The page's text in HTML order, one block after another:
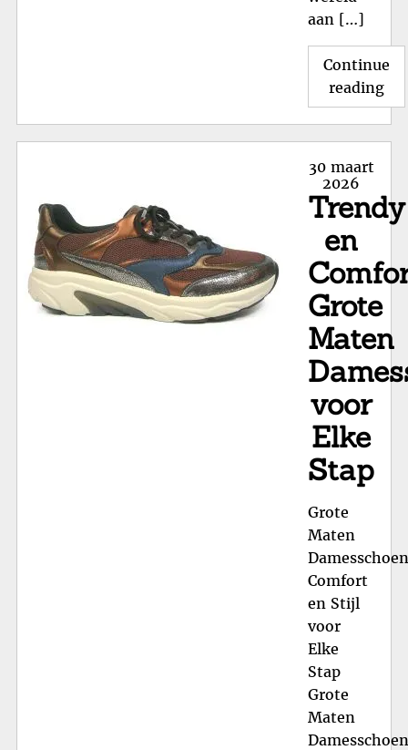
aan […]
Continue
reading
Posted
on
30 maart
2026
Trendy
en
Grote
Maten
voor
Elke
Stap
Grote
Maten
Comfort
en Stijl
voor
Elke
Stap
Grote
Maten